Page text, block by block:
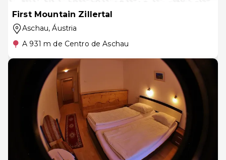
First Mountain Zillertal
Aschau, Áustria
A 931 m de Centro de Aschau